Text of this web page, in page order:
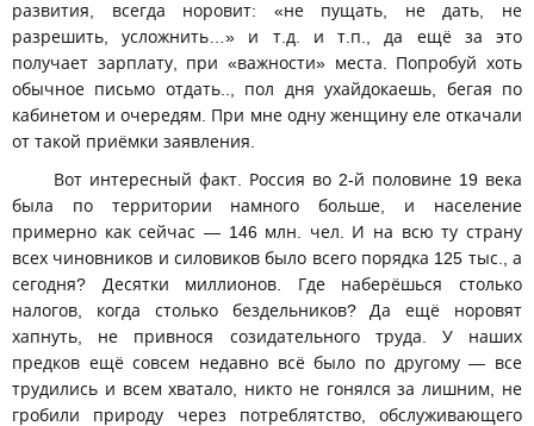
развития, всегда норовит: «не пущать, не дать, не
разрешить, усложнить…» и т.д. и т.п., да ещё за это
получает зарплату, при «важности» места. Попробуй хоть
обычное письмо отдать.., пол дня ухайдокаешь, бегая по
кабинетом и очередям. При мне одну женщину еле откачали
от такой приёмки заявления.
Вот интересный факт. Россия во 2-й половине 19 века
была по территории намного больше, и население
примерно как сейчас — 146 млн. чел. И на всю ту страну
всех чиновников и силовиков было всего порядка 125 тыс., а
сегодня? Десятки миллионов. Где наберёшься столько
налогов, когда столько бездельников? Да ещё норовят
хапнуть, не привнося созидательного труда. У наших
предков ещё совсем недавно всё было по другому — все
трудились и всем хватало, никто не гонялся за лишним, не
гробили природу через потреблятство, обслуживающего